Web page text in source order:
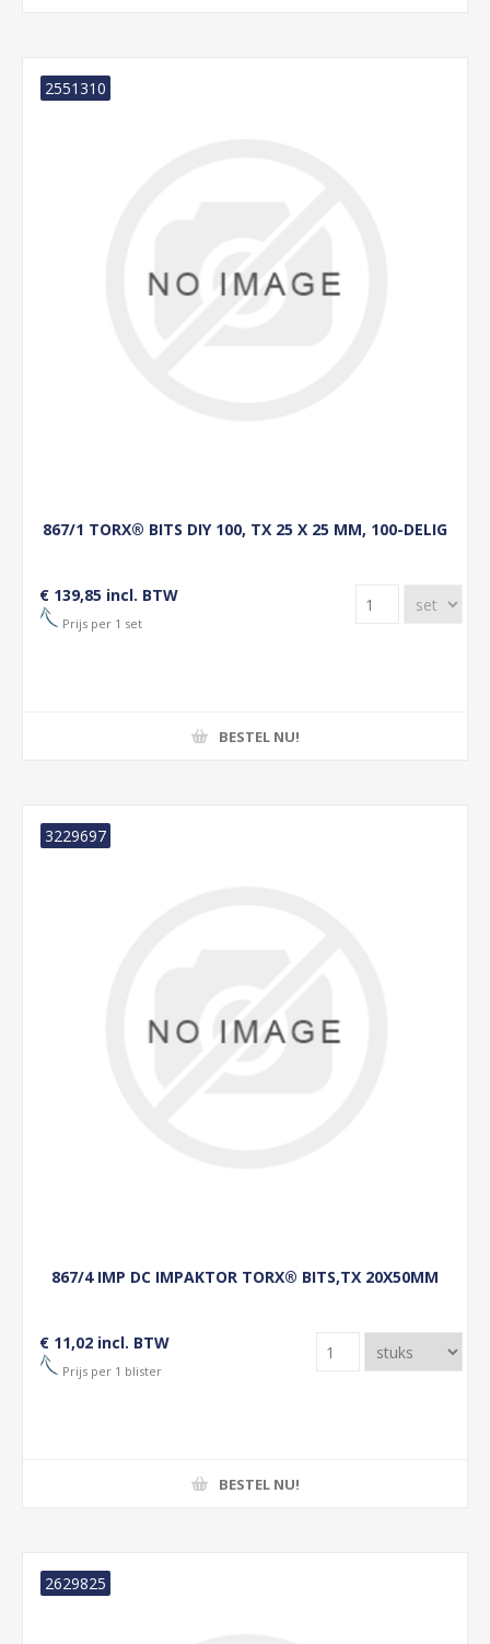
867/1 TORX® BITS DIY 100, TX 25 X 25 MM, 100-DELIG
2551310
€ 139,85 incl. BTW
Prijs per 1 set
BESTEL NU!
867/4 IMP DC IMPAKTOR TORX® BITS,TX 20X50MM
3229697
€ 11,02 incl. BTW
Prijs per 1 blister
BESTEL NU!
2629825